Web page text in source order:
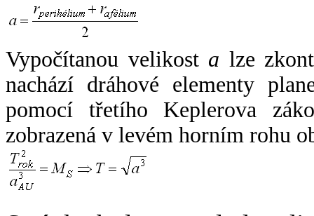
Vypočítanou velikost a lze
nachází dráhové elementy
pomocí třetího Keplerova
zobrazená v levém horním rohu